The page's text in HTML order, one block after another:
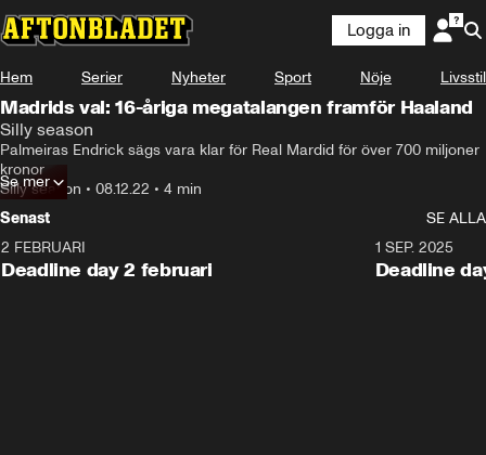
Logga in
Hem Serier Nyheter Sport Nöje Livsstil
Madrids val: 16-åriga megatalangen framför Haaland
Silly season
Palmeiras Endrick sägs vara klar för Real Mardid för över 700 miljoner
kronor
Silly season • 08.12.22 • 4 min
Se mer
Senast
SE ALLA
2 FEBRUARI
Deadline day 2 februari
1 SEP. 2025
Deadline